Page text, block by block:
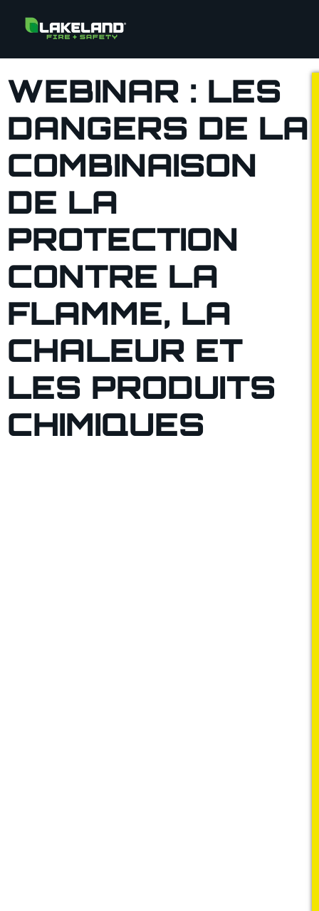
WEBINAR : LES
DANGERS DE LA
COMBINAISON
DE LA
PROTECTION
CONTRE LA
FLAMME, LA
CHALEUR ET
LES PRODUITS
CHIMIQUES